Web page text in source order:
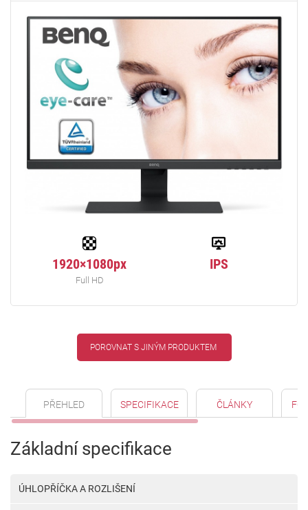
1920×1080px
Full HD
IPS
POROVNAT S JINÝM PRODUKTEM
PŘEHLED SPECIFIKACE ČLÁNKY
Základní specifikace
ÚHLOPŘÍČKA A ROZLIŠENÍ